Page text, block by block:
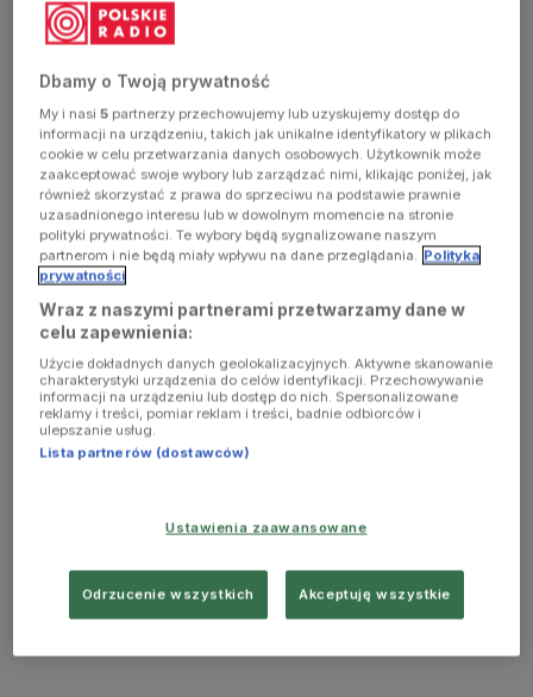
Dbamy o Twoją prywatność
My i nasi5 partnerzy przechowujemy lub uzyskujemy dostęp do
informacji na urządzeniu, takich jak unikalne identyfikatory w plikach
cookie w celu przetwarzania danych osobowych. Użytkownik może
zaakceptować swoje wybory lub zarządzać nimi, klikając poniżej, jak
również skorzystać z prawa do sprzeciwu na podstawie prawnie
uzasadnionego interesu lub w dowolnym momencie na stronie
polityki prywatności. Te wybory będą sygnalizowane naszym
partnerom i nie będą miały wpływu na dane przeglądania. Polityka
prywatności
Wraz z naszymi partnerami przetwarzamy dane w
celu zapewnienia:
Użycie dokładnych danych geolokalizacyjnych. Aktywne skanowanie
charakterystyki urządzenia do celów identyfikacji. Przechowywanie
informacji na urządzeniu lub dostęp do nich. Spersonalizowane
reklamy i treści, pomiar reklam i treści, badnie odbiorców i
ulepszanie usług.
Lista partnerów (dostawców)
Ustawienia zaawansowane
Odrzucenie wszystkich Akceptuję wszystkie